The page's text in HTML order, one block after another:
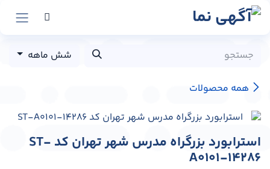
پرش به محتوا
همه محصولات
شش ماهه
استرابورد بزرگراه مدرس شهر تهران کد ST-
A0101-14286